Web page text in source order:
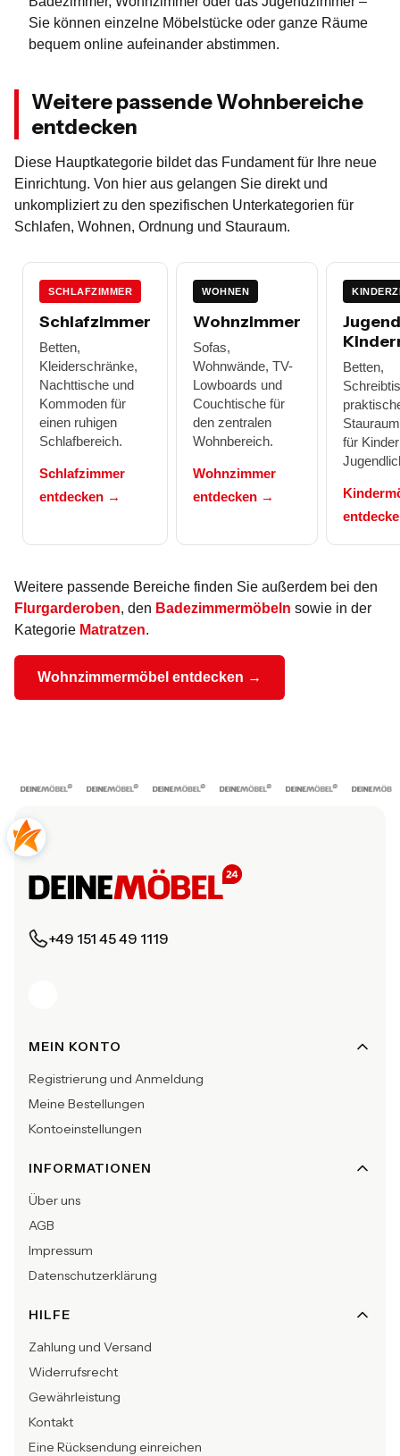
Sie können einzelne Möbelstücke oder ganze Räume
bequem online aufeinander abstimmen.
Weitere passende Wohnbereiche
entdecken
Diese Hauptkategorie bildet das Fundament für Ihre neue
Einrichtung. Von hier aus gelangen Sie direkt und
unkompliziert zu den spezifischen Unterkategorien für
Schlafen, Wohnen, Ordnung und Stauraum.
SCHLAFZIMMER
Schlafzimmer
Betten,
Kleiderschränke,
Nachttische und
Kommoden für
einen ruhigen
Schlafbereich.
Schlafzimmer
entdecken →
WOHNEN
Wohnzimmer
Sofas,
Wohnwände, TV-
Lowboards und
Couchtische für
den zentralen
Wohnbereich.
Wohnzimmer
entdecken →
Betten,
für
Weitere passende Bereiche finden Sie außerdem bei den
Flurgarderoben, den Badezimmermöbeln sowie in der
Kategorie Matratzen.
Wohnzimmermöbel entdecken →
+49 151 45 49 1119
Fußzeilenmenü
MEIN KONTO
Registrierung und Anmeldung
Meine Bestellungen
Kontoeinstellungen
INFORMATIONEN
Über uns
AGB
Impressum
Datenschutzerklärung
HILFE
Zahlung und Versand
Widerrufsrecht
Gewährleistung
Kontakt
Eine Rücksendung einreichen